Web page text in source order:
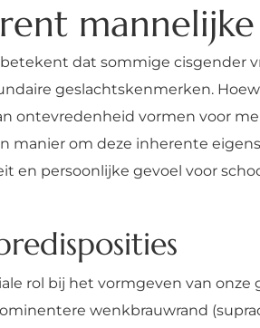
dat sommige cisgender
geslachtskenmerken.
ontevredenheid vormen voor
manier om deze inherente
persoonlijke gevoel voor
rol bij het vormgeven van
wenkbrauwrand